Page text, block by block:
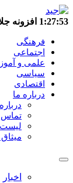
1:27:54 افزونه
فرهنگی
اجتماعی
علمی و
سیاسی
اقتصادی
درباره ما
تماس
لیست
اخبار